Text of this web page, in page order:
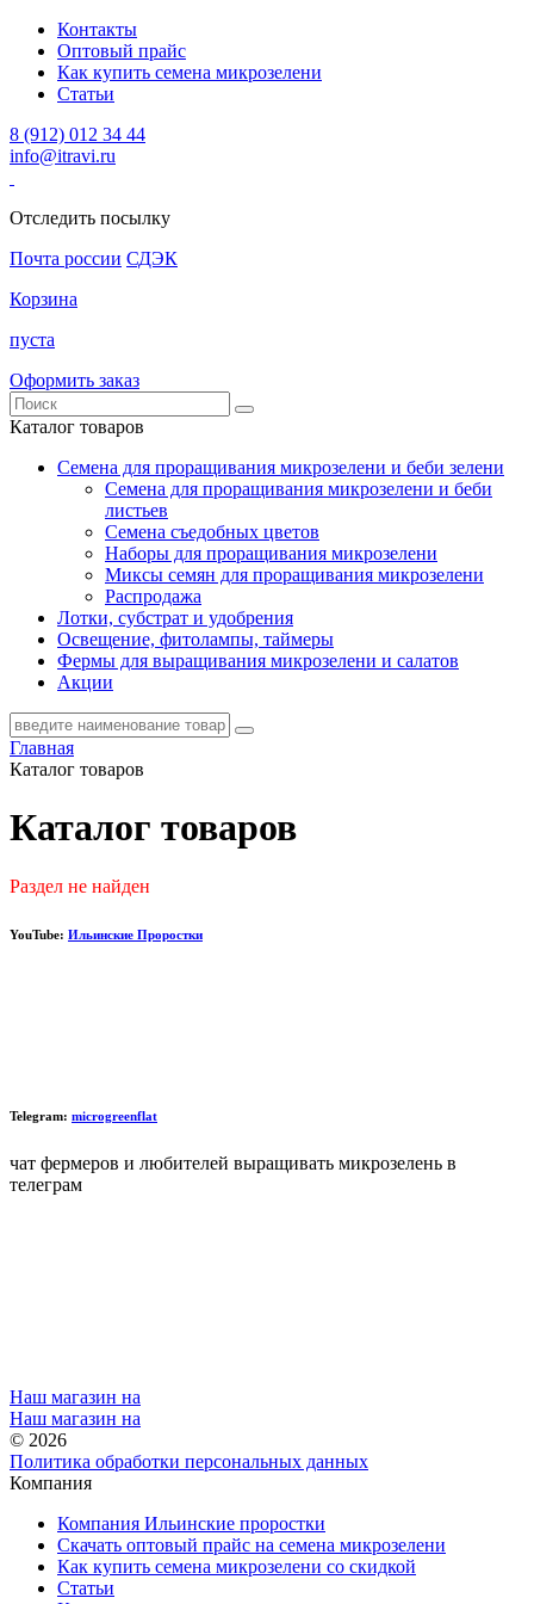
Контакты
Оптовый прайс
Как купить семена микрозелени
Статьи
8 (912) 012 34 44
info@itravi.ru
Отследить посылку
Почта россии СДЭК
Корзина
пуста
Оформить заказ
Каталог товаров
Семена для проращивания микрозелени и беби зелени
Семена для проращивания микрозелени и беби
листьев
Семена съедобных цветов
Наборы для проращивания микрозелени
Миксы семян для проращивания микрозелени
Распродажа
Лотки, субстрат и удобрения
Освещение, фитолампы, таймеры
Фермы для выращивания микрозелени и салатов
Акции
Главная
Каталог товаров
Каталог товаров
Раздел не найден
YouTube: Ильинские Проростки
Telegram: microgreenflat
чат фермеров и любителей выращивать микрозелень в
телеграм
Наш магазин на
Наш магазин на
© 2026
Политика обработки персональных данных
Компания
Компания Ильинские проростки
Скачать оптовый прайс на семена микрозелени
Как купить семена микрозелени со скидкой
Статьи